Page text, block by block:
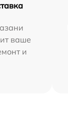
ваше
и